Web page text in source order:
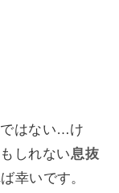
はない…け
しれない息抜
幸いです。